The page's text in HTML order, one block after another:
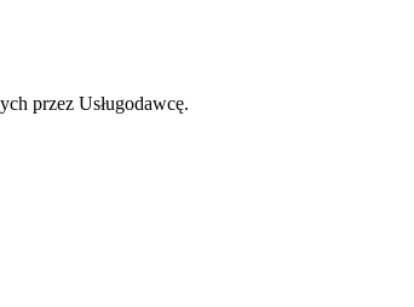
przez Usługodawcę.